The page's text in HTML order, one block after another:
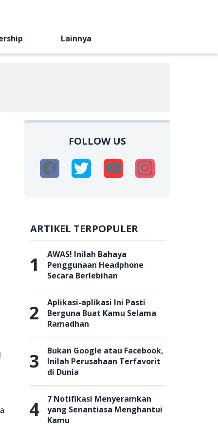
Lainnya
FOLLOW US
ARTIKEL TERPOPULER
1
AWAS! Inilah Bahaya
Penggunaan Headphone
Secara Berlebihan
2
Aplikasi-aplikasi Ini Pasti
Berguna Buat Kamu Selama
Ramadhan
3
Bukan Google atau Facebook,
Inilah Perusahaan Terfavorit
di Dunia
4
7 Notifikasi Menyeramkan
yang Senantiasa Menghantui
Kamu